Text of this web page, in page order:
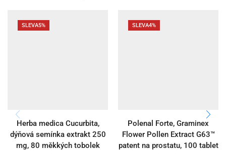
SLEVA5%
Herba medica Cucurbita,
dýňová semínka extrakt 250
mg, 80 měkkých tobolek
SLEVA4%
Polenal Forte, Graminex
Flower Pollen Extract G63™
patent na prostatu, 100 tablet